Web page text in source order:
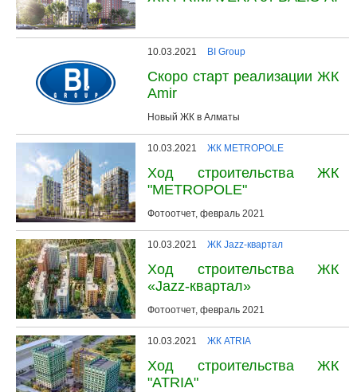
10.03.2021 BI Group
Скоро старт реализации ЖК
Amir
Новый ЖК в Алматы
10.03.2021 ЖК METROPOLE
Ход строительства ЖК
"METROPOLE"
Фотоотчет, февраль 2021
10.03.2021 ЖК Jazz-квартал
Ход строительства ЖК
«Jazz-квартал»
Фотоотчет, февраль 2021
10.03.2021 ЖК ATRIA
Ход строительства ЖК
"ATRIA"